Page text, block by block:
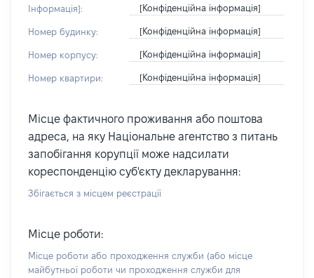
Інформація]:
[Конфіденційна інформація]
Номер будинку: [Конфіденційна інформація]
Номер корпусу: [Конфіденційна інформація]
Номер квартири: [Конфіденційна інформація]
Місце фактичного проживання або поштова
адреса, на яку Національне агентство з питань
запобігання корупції може надсилати
кореспонденцію суб'єкту декларування:
Збігається з місцем реєстрації
Місце роботи:
Місце роботи або проходження служби (або місце
майбутньої роботи чи проходження служби для